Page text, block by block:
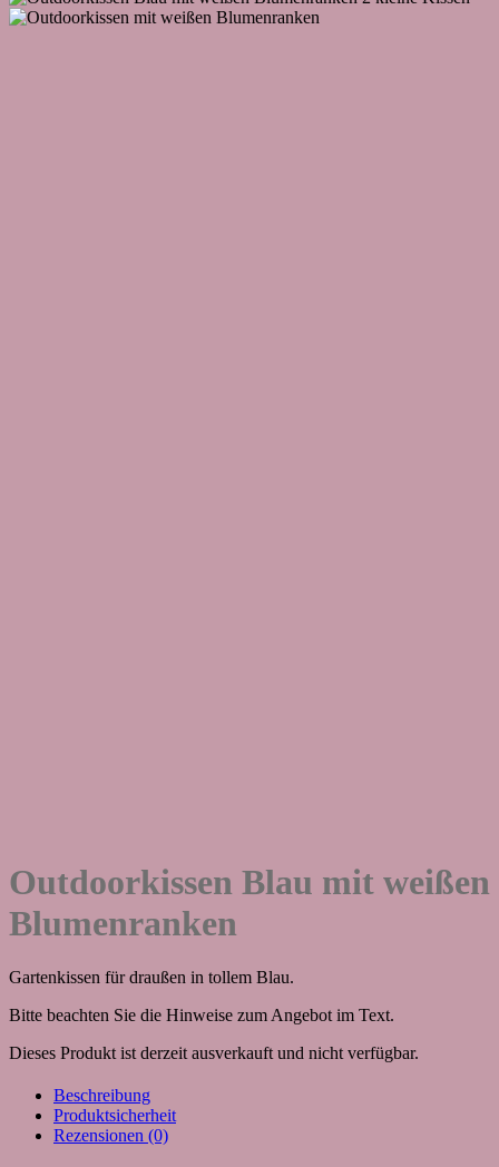
Outdoorkissen Blau mit weißen
Blumenranken
Gartenkissen für draußen in tollem Blau.
Bitte beachten Sie die Hinweise zum Angebot im Text.
Dieses Produkt ist derzeit ausverkauft und nicht verfügbar.
Beschreibung
Produktsicherheit
Rezensionen (0)